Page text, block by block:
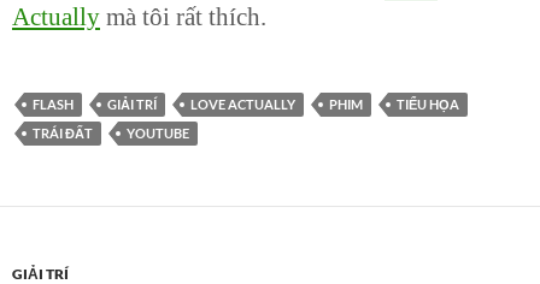
Actually mà tôi rất thích.
FLASH GIẢI TRÍ LOVE ACTUALLY PHIM
TIỂU HỌA
TRÁI ĐẤT
YOUTUBE
GIẢI TRÍ